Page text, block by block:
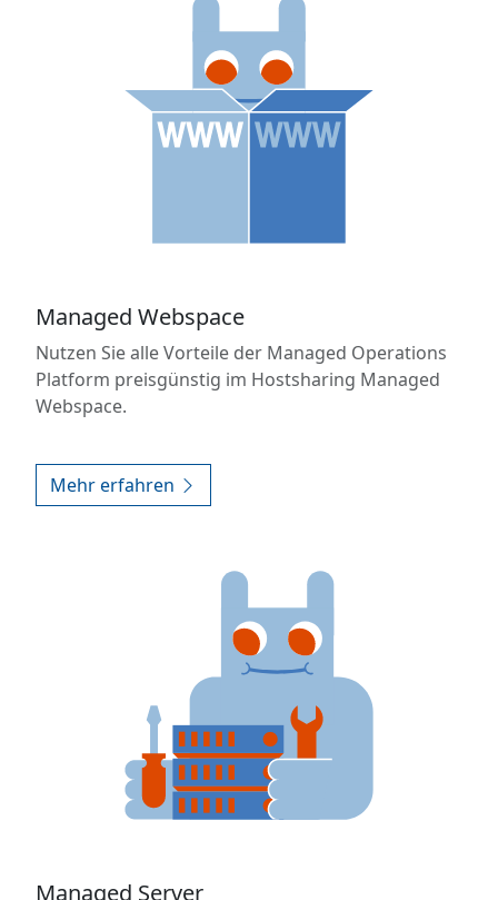
Managed Webspace
Nutzen Sie alle Vorteile der Managed Operations
Platform preisgünstig im Hostsharing Managed
Webspace.
Mehr erfahren
Managed Server